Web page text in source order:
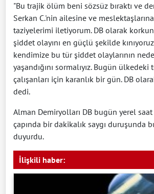
"Bu trajik ölüm beni sözsüz bıraktı ve
Serkan C.'nin ailesine ve
taziyelerimi iletiyorum. DB olarak
şiddet olayını en güçlü şekilde
kendimize bu tür şiddet olaylarının
yaşandığını sormalıyız. Bugün
çalışanları için karanlık bir gün. DB
dedi.
Alman Demiryolları DB bugün yerel
çapında bir dakikalık saygı duruşunda
duyurdu.
İlişkili haber: